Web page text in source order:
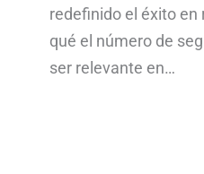
redefinido el éxito en
qué el número de
ser relevante en…